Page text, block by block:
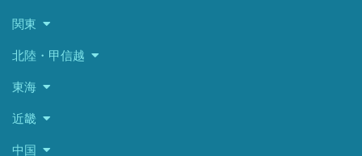
関東
北陸・甲信越
東海
近畿
中国